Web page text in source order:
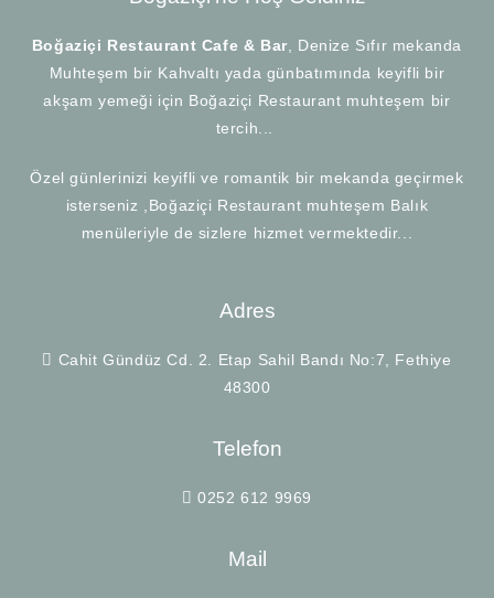
Boğaziçi Restaurant Cafe & Bar , Denize Sıfır mekanda
Muhteşem bir Kahvaltı yada günbatımında keyifli bir
akşam yemeği için Boğaziçi Restaurant muhteşem bir
tercih...
Özel günlerinizi keyifli ve romantik bir mekanda geçirmek
isterseniz ,Boğaziçi Restaurant muhteşem Balık
menüleriyle de sizlere hizmet vermektedir...
Adres
Cahit Gündüz Cd. 2. Etap Sahil Bandı No:7, Fethiye
48300
Telefon
0252 612 9969
Mail